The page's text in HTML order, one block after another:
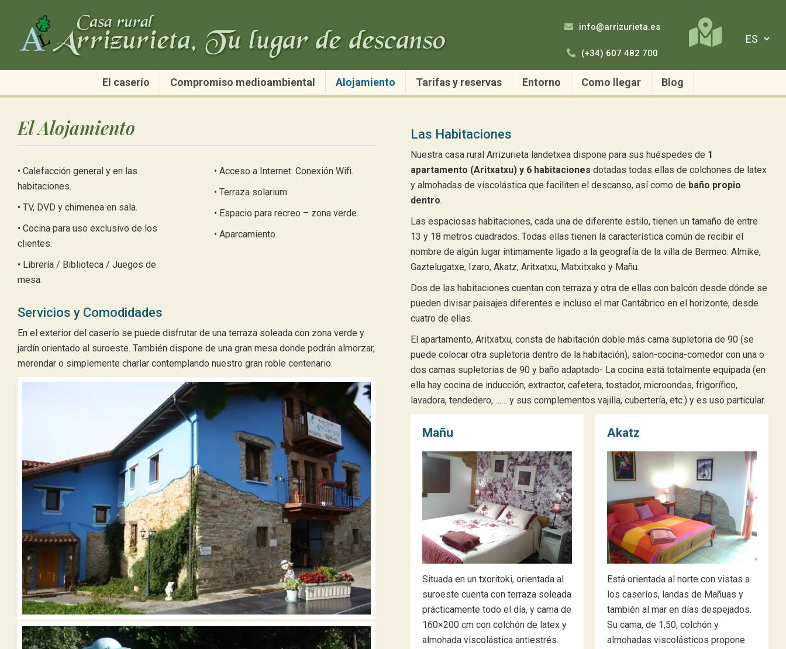
El caserío Compromiso medioambiental Alojamiento Tarifas y reservas Entorno Como llegar Blog
info@arrizurieta.es
(+34) 607 482 700
El Alojamiento
• Calefacción general y en las
habitaciones.
• TV, DVD y chimenea en sala.
• Cocina para uso exclusivo de los
clientes.
• Librería / Biblioteca / Juegos de
mesa.
• Acceso a Internet. Conexión Wifi.
• Terraza solarium.
• Espacio para recreo – zona verde.
• Aparcamiento.
Servicios y Comodidades
En el exterior del caserío se puede disfrutar de una terraza soleada con zona verde y
jardín orientado al suroeste. También dispone de una gran mesa donde podrán almorzar,
merendar o simplemente charlar contemplando nuestro gran roble centenario.
Las Habitaciones
Nuestra casa rural Arrizurieta landetxea dispone para sus huéspedes de 1
apartamento (Aritxatxu) y 6 habitaciones dotadas todas ellas de colchones de latex
y almohadas de viscolástica que faciliten el descanso, así como de baño propio
dentro.
Las espaciosas habitaciones, cada una de diferente estilo, tienen un tamaño de entre
13 y 18 metros cuadrados. Todas ellas tienen la característica común de recibir el
nombre de algún lugar íntimamente ligado a la geografía de la villa de Bermeo: Almike,
Gaztelugatxe, Izaro, Akatz, Aritxatxu, Matxitxako y Mañu.
Dos de las habitaciones cuentan con terraza y otra de ellas con balcón desde dónde se
pueden divisar paisajes diferentes e incluso el mar Cantábrico en el horizonte, desde
cuatro de ellas.
El apartamento, Aritxatxu, consta de habitación doble más cama supletoria de 90 (se
puede colocar otra supletoria dentro de la habitación), salon-cocina-comedor con una o
dos camas supletorias de 90 y baño adaptado- La cocina está totalmente equipada (en
ella hay cocina de inducción, extractor, cafetera, tostador, microondas, frigorífico,
lavadora, tendedero, …… y sus complementos vajilla, cubertería, etc.) y es uso particular.
Mañu
Situada en un txoritoki, orientada al
suroeste cuenta con terraza soleada
prácticamente todo el día, y cama de
160×200 cm con colchón de latex y
almohada viscolástica antiestrés.
Akatz
Está orientada al norte con vistas a
los caseríos, landas de Mañuas y
también al mar en días despejados.
Su cama, de 1,50, colchón y
almohadas viscolásticos propone